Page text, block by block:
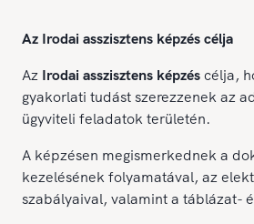
Az Irodai asszisztens képzés célja
Az Irodai asszisztens képzéscélja,
gyakorlati tudást szerezzenek az
ügyviteli feladatok területén.
A képzésen megismerkednek a
kezelésének folyamatával, az
szabályaival, valamint a táblázat-